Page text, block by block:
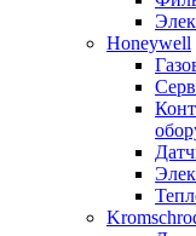
Honeywell